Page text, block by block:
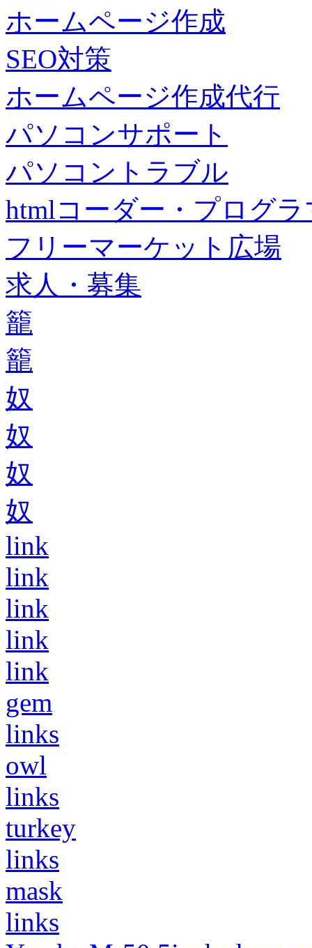
ホームページ作成
SEO対策
ホームページ作成代行
パソコンサポート
パソコントラブル
htmlコーダー・プログラ
フリーマーケット広場
求人・募集
籠
籠
奴
奴
奴
奴
link
link
link
link
link
gem
links
owl
links
turkey
links
mask
links